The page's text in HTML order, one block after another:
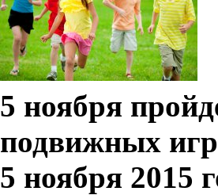
5 ноября
подвижных
5 ноября 2015